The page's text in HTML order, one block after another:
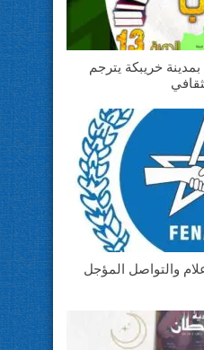
خريبكة يترجم
والتواصل المؤجل